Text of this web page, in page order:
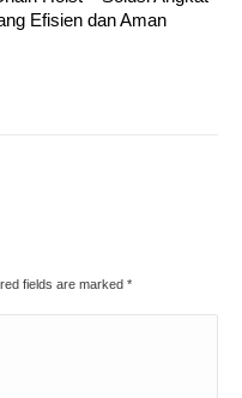
Efisien dan Aman
fields are marked *